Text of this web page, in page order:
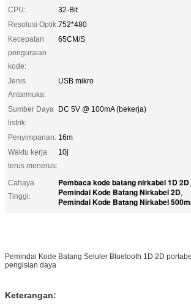
CPU:
32-Bit
Resolusi Optik:752*480
Kecepatan
penguraian
kode:
65CM/S
Jenis
Antarmuka:
USB mikro
Sumber Daya
listrik:
DC 5V @ 100mA (bekerja)
Penyimpanan: 16m
Waktu kerja
terus menerus:
10j
Cahaya
Tinggi:
Pembaca kode batang nirkabel 1D 2D,
Pemindai Kode Batang Nirkabel 2D,
Pemindai Kode Batang Nirkabel
Pemindai Kode Batang Seluler Bluetooth 1D 2D
pengisian daya
Keterangan: